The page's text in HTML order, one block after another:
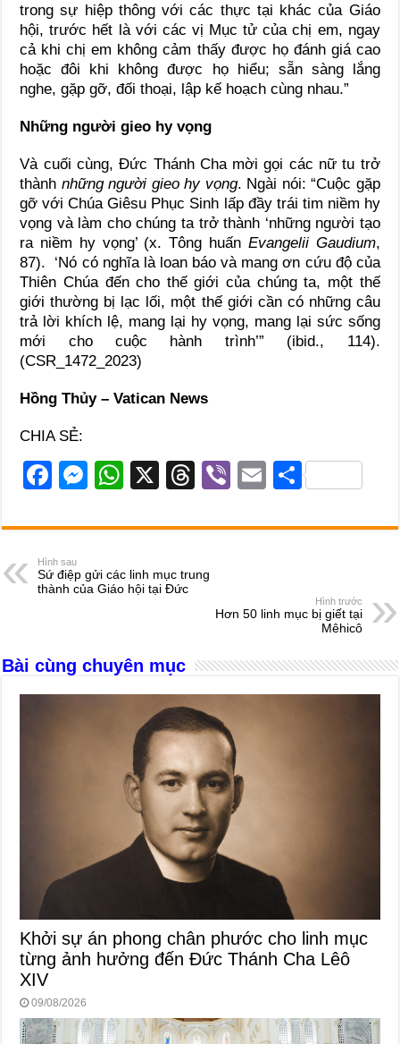
trong sự hiệp thông với các thực tại khác của Giáo
hội, trước hết là với các vị Mục tử của chị em, ngay
cả khi chị em không cảm thấy được họ đánh giá cao
hoặc đôi khi không được họ hiểu; sẵn sàng lắng
nghe, gặp gỡ, đối thoại, lập kế hoạch cùng nhau.”
Những người gieo hy vọng
Và cuối cùng, Đức Thánh Cha mời gọi các nữ tu trở
thành những người gieo hy vọng. Ngài nói: “Cuộc gặp
gỡ với Chúa Giêsu Phục Sinh lấp đầy trái tim niềm hy
vọng và làm cho chúng ta trở thành ‘những người tạo
ra niềm hy vọng’ (x. Tông huấn Evangelii Gaudium,
87). ‘Nó có nghĩa là loan báo và mang ơn cứu độ của
Thiên Chúa đến cho thế giới của chúng ta, một thế
giới thường bị lạc lối, một thế giới cần có những câu
trả lời khích lệ, mang lại hy vọng, mang lại sức sống
mới cho cuộc hành trình’” (ibid., 114).
(CSR_1472_2023)
Hồng Thủy – Vatican News
CHIA SẺ:
F
c
e
b
k
M
ss
n
W
at
A
X
T
e
d
Vi
er
E
ail
S
ar
Hình sau
Sứ điệp gửi các linh mục trung
thành của Giáo hội tại Đức
Hình trước
Hơn 50 linh mục bị giết tại
Mêhicô
Bài cùng chuyên mục
Khởi sự án phong chân phước cho linh mục
từng ảnh hưởng đến Đức Thánh Cha Lêô
XIV
09/08/2026